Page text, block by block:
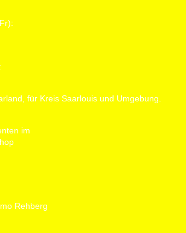
für Kreis Saarlouis und Umgebung.
Rehberg